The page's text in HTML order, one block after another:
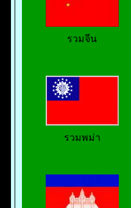
รวมจีน
รวมพม่า